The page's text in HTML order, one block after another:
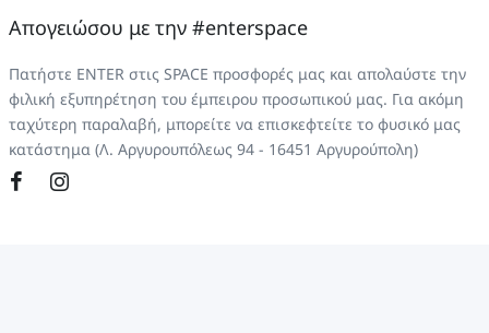
Απογειώσου με την #enterspace
Πατήστε ENTER στις SPACE προσφορές μας και απολαύστε την
φιλική εξυπηρέτηση του έμπειρου προσωπικού μας. Για ακόμη
ταχύτερη παραλαβή, μπορείτε να επισκεφτείτε το φυσικό μας
κατάστημα (Λ. Αργυρουπόλεως 94 - 16451 Αργυρούπολη)